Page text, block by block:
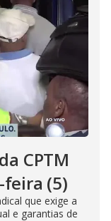
CPTM
(5)
que exige a
e garantias de